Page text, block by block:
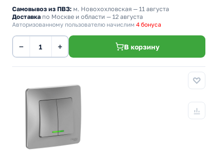
Самовывоз из ПВЗ: м. Новохохловская — 11 августа
Доставка по Москве и области — 12 августа
Авторизованному пользователю начислим 4 бонуса
− + В корзину